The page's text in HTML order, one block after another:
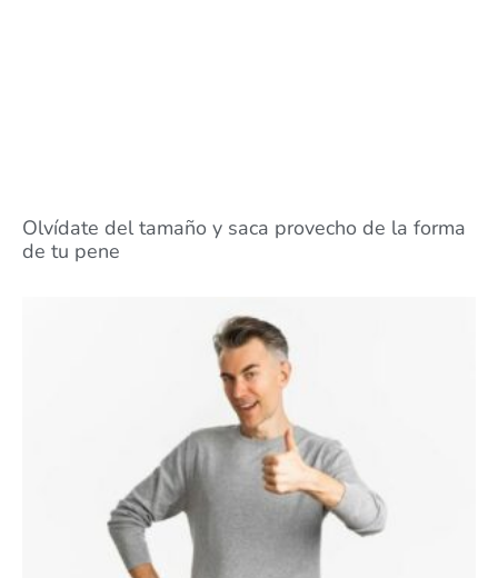
Olvídate del tamaño y saca provecho de la forma
de tu pene